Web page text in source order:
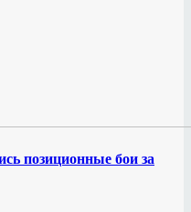
позиционные бои за